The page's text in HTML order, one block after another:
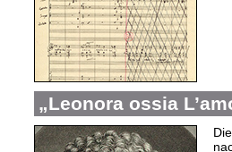
„Leonora ossia